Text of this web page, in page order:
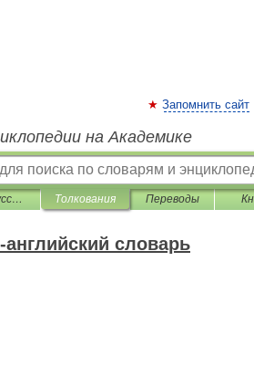
Запомнить сайт
на Академике
Универсальный русско-английский словарь Толкования Переводы
словарь